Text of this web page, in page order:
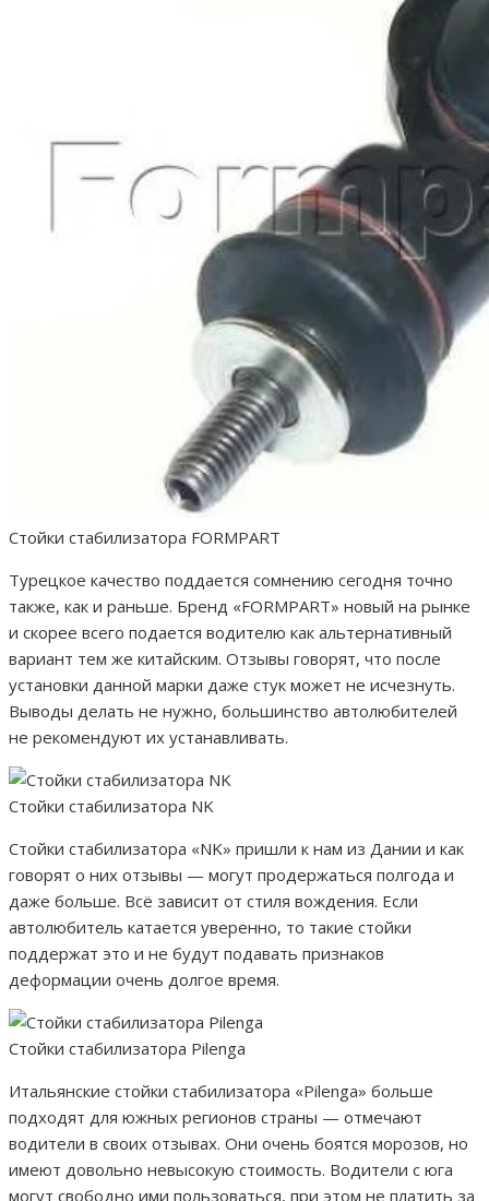
Стойки стабилизатора FORMPART
Турецкое качество поддается сомнению сегодня точно
также, как и раньше. Бренд «FORMPART» новый на рынке
и скорее всего подается водителю как альтернативный
вариант тем же китайским. Отзывы говорят, что после
установки данной марки даже стук может не исчезнуть.
Выводы делать не нужно, большинство автолюбителей
не рекомендуют их устанавливать.
Стойки стабилизатора NK
Стойки стабилизатора «NK» пришли к нам из Дании и как
говорят о них отзывы — могут продержаться полгода и
даже больше. Всё зависит от стиля вождения. Если
автолюбитель катается уверенно, то такие стойки
поддержат это и не будут подавать признаков
деформации очень долгое время.
Стойки стабилизатора Pilenga
Итальянские стойки стабилизатора «Pilenga» больше
подходят для южных регионов страны — отмечают
водители в своих отзывах. Они очень боятся морозов, но
имеют довольно невысокую стоимость. Водители с юга
могут свободно ими пользоваться, при этом не платить за